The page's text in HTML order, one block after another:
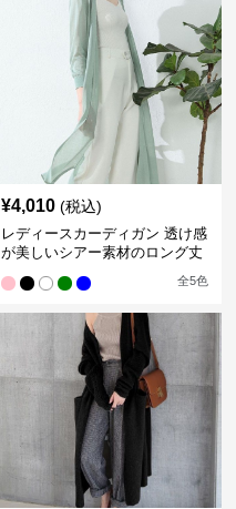
¥4,010 (税込)
レディースカーディガン 透け感
が美しいシアー素材のロング丈
全5色